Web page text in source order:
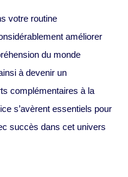
votre routine
améliorer
du monde
à devenir un
complémentaires à la
s’avèrent essentiels pour
succès dans cet univers